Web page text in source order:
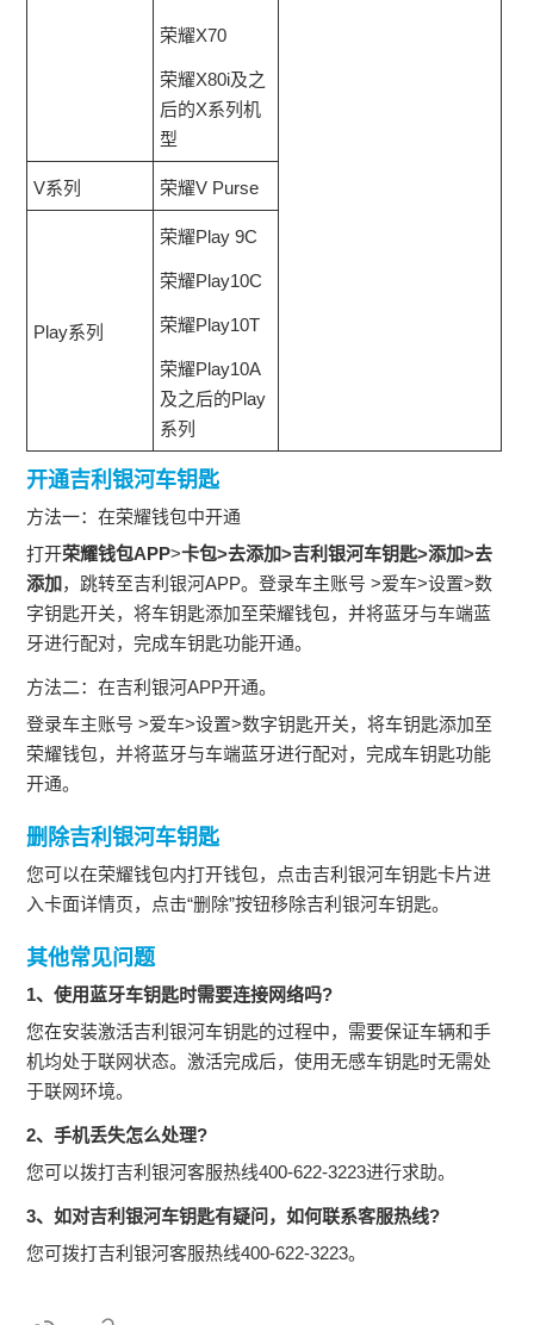
荣耀X70
荣耀X80i及之
后的X系列机
型
V系列 荣耀V Purse
Play系列
荣耀Play 9C
荣耀Play10C
荣耀Play10T
荣耀Play10A
及之后的Play
系列
开通吉利银河车钥匙
方法一：在荣耀钱包中开通
打开荣耀钱包APP>卡包>去添加>吉利银河车钥匙>添加>去
添加，跳转至吉利银河APP。登录车主账号 >爱车>设置>数
字钥匙开关，将车钥匙添加至荣耀钱包，并将蓝牙与车端蓝
牙进行配对，完成车钥匙功能开通。
方法二：在吉利银河APP开通。
登录车主账号 >爱车>设置>数字钥匙开关，将车钥匙添加至
荣耀钱包，并将蓝牙与车端蓝牙进行配对，完成车钥匙功能
开通。
删除吉利银河车钥匙
您可以在荣耀钱包内打开钱包，点击吉利银河车钥匙卡片进
入卡面详情页，点击“删除”按钮移除吉利银河车钥匙。
其他常见问题
1、使用蓝牙车钥匙时需要连接网络吗?
您在安装激活吉利银河车钥匙的过程中，需要保证车辆和手
机均处于联网状态。激活完成后，使用无感车钥匙时无需处
于联网环境。
2、手机丢失怎么处理?
您可以拨打吉利银河客服热线400-622-3223进行求助。
3、如对吉利银河车钥匙有疑问，如何联系客服热线?
您可拨打吉利银河客服热线400-622-3223。